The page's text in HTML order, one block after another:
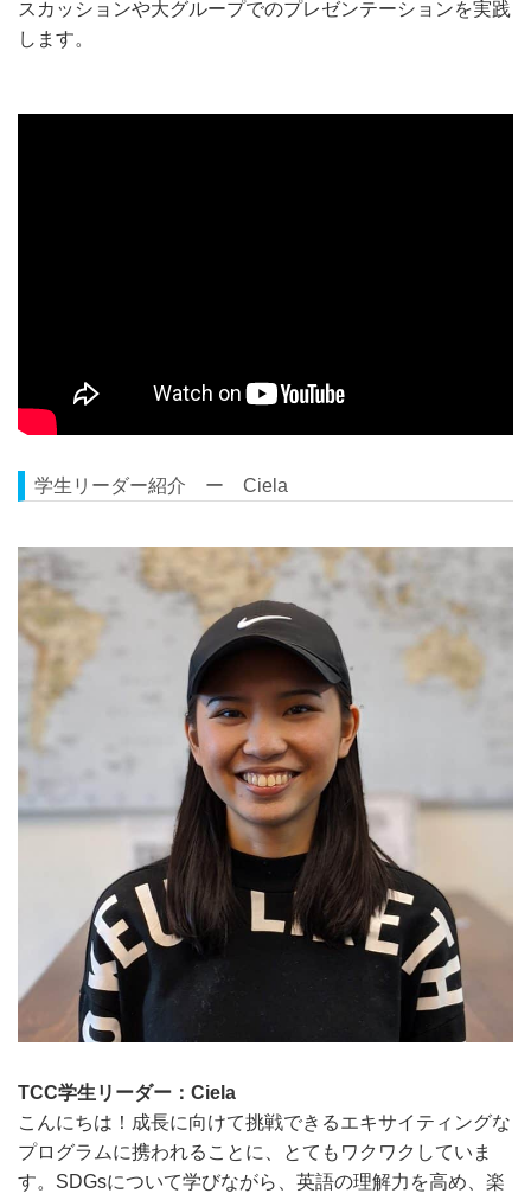
スカッションや大グループでのプレゼンテーションを実践
します。
学生リーダー紹介 ー Ciela
TCC学生リーダー：Ciela
こんにちは！成長に向けて挑戦できるエキサイティングな
プログラムに携われることに、とてもワクワクしていま
す。SDGsについて学びながら、英語の理解力を高め、楽